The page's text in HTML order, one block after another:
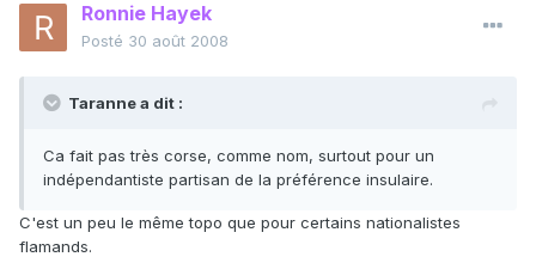
Ronnie Hayek
Posté 30 août 2008
Taranne a dit :
Ca fait pas très corse, comme nom, surtout pour un
indépendantiste partisan de la préférence insulaire.
C'est un peu le même topo que pour certains nationalistes
flamands.